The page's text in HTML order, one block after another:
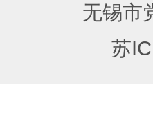
无锡市
苏